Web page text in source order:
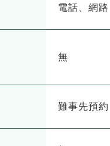
電話、網路
無
難事先預約